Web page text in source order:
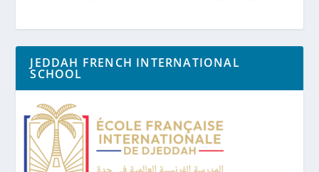
JEDDAH FRENCH INTERNATIONAL
SCHOOL